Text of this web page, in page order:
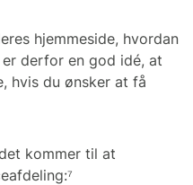
hjemmeside, hvordan
derfor en god idé, at
hvis du ønsker at få
kommer til at